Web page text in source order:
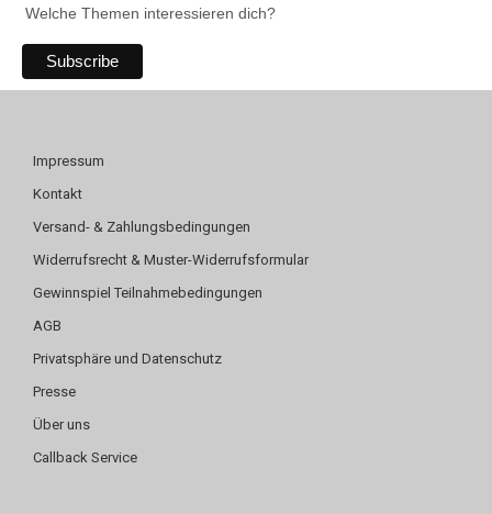
Welche Themen interessieren dich?
Impressum
Kontakt
Versand- & Zahlungsbedingungen
Widerrufsrecht & Muster-Widerrufsformular
Gewinnspiel Teilnahmebedingungen
AGB
Privatsphäre und Datenschutz
Presse
Über uns
Callback Service